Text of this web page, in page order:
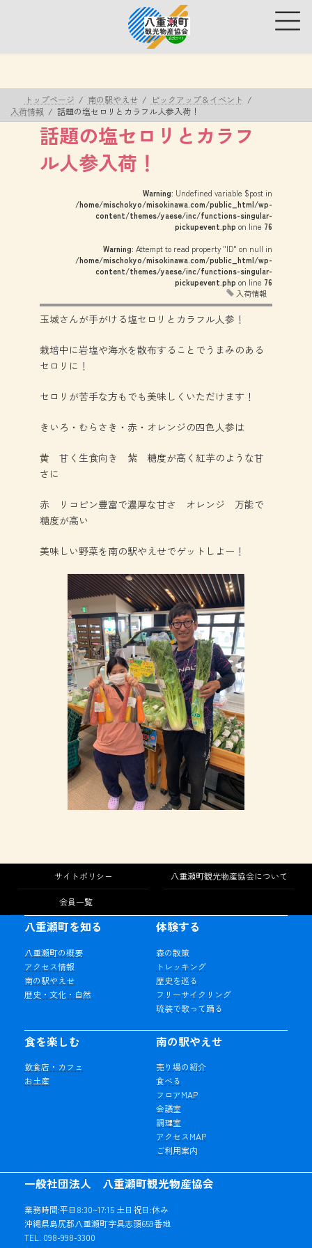
ス
ン
トップページ 南の駅やえせ
ピックアップ＆イベント
入荷情報
話題の塩セロリとカラフル人参入荷！
話題の塩セロリとカラフ
ル人参入荷！
Warning: Undefined variable $post in
/home/mischokyo/misokinawa.com/public_html/wp-
content/themes/yaese/inc/functions-singular-
pickupevent.php on line 76
Warning: Attempt to read property "ID" on null in
/home/mischokyo/misokinawa.com/public_html/wp-
content/themes/yaese/inc/functions-singular-
pickupevent.php on line 76
入荷情報
玉城さんが手がける塩セロリとカラフル人参！
栽培中に岩塩や海水を散布することでうまみのある
セロリに！
セロリが苦手な方もでも美味しくいただけます！
きいろ・むらさき・赤・オレンジの四色人参は
黄 甘く生食向き 紫 糖度が高く紅芋のような甘
さに
赤 リコピン豊富で濃厚な甘さ オレンジ 万能で
糖度が高い
美味しい野菜を南の駅やえせでゲットしよー！
サイトポリシー 八重瀬町観光物産協会について
会員一覧
一般社団法人 八重瀬町観光物産協会
業務時間:平日8:30~17:15 土日祝日:休み
沖縄県島尻郡八重瀬町字具志頭659番地
TEL. 098-998-3300
八重瀬町を知る
八重瀬町の概要
アクセス情報
南の駅やえせ
歴史・文化・自然
体験する
森の散策
トレッキング
歴史を巡る
フリーサイクリング
琉装で歌って踊る
食を楽しむ
飲食店・カフェ
お土産
南の駅やえせ
売り場の紹介
食べる
フロアMAP
会議室
調理室
アクセスMAP
ご利用案内